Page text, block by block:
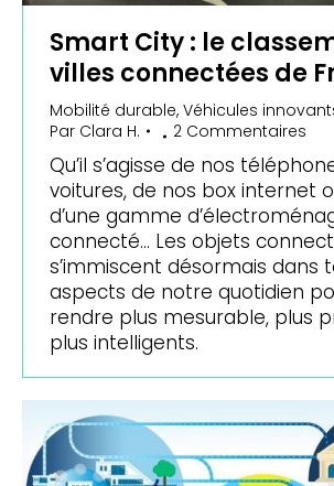
Smart City : le
villes connectées de
Mobilité durable, Véhicules
Par Clara H. 2 Commentaires
Qu’il s’agisse de nos
voitures, de nos box internet
d’une gamme
connecté… Les objets
s’immiscent désormais dans
aspects de notre quotidien
rendre plus mesurable, plus
plus intelligents.